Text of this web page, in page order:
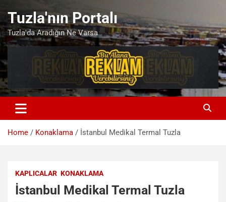
content
Tuzla'nın Portalı
Tuzla'da Aradığın Ne Varsa
Home Konaklama İstanbul Medikal Termal Tuzla
KAPLICALAR KONAKLAMA
İstanbul Medikal Termal Tuzla